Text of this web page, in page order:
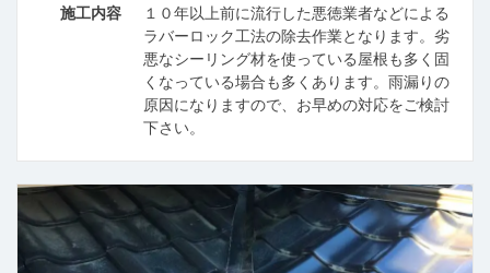
施工内容
１０年以上前に流行した悪徳業者などによる
ラバーロック工法の除去作業となります。劣
悪なシーリング材を使っている屋根も多く固
くなっている場合も多くあります。雨漏りの
原因になりますので、お早めの対応をご検討
下さい。